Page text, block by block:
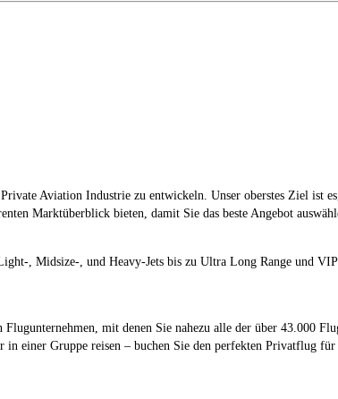
Aviation Industrie zu entwickeln. Unser oberstes Ziel ist
Marktüberblick bieten, damit Sie das beste Angebot
, Midsize-, und Heavy-Jets bis zu Ultra Long Range und
mit denen Sie nahezu alle der über 43.000
einer Gruppe reisen – buchen Sie den perfekten Privatflug